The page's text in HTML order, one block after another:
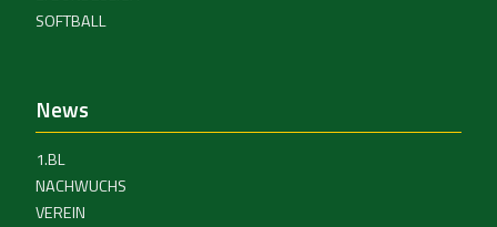
SOFTBALL
News
1.BL
NACHWUCHS
VEREIN